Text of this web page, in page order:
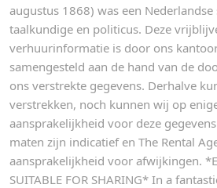
augustus 1868) was een Nederlandse
taalkundige en politicus. Deze
verhuurinformatie is door ons
samengesteld aan de hand van de
ons verstrekte gegevens. Derhalve
verstrekken, noch kunnen wij op
aansprakelijkheid voor deze
maten zijn indicatief en The Rental
aansprakelijkheid voor afwijkingen.
SUITABLE FOR SHARING* In a